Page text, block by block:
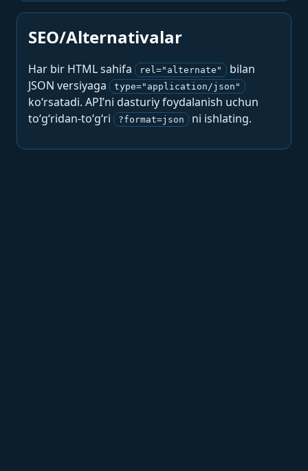
SEO/Alternativalar
Har bir HTML sahifa rel="alternate"
bilan
JSON versiyaga
type="application/json"
ko‘rsatadi. API’ni dasturiy foydalanish uchun
to‘g‘ridan-to‘g‘ri
?format=json ni ishlating.